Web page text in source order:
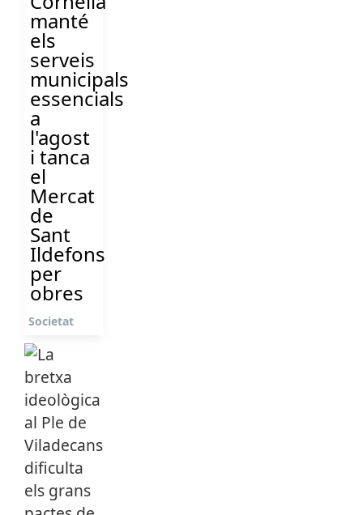
manté
els
serveis
municipals
essencials
a
l'agost
i tanca
el
Mercat
de
Sant
Ildefons
per
obres
Societat